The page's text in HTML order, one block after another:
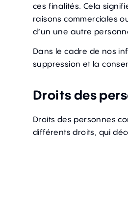
ces finalités. Cela
raisons commerciales
d’un une autre
Dans le cadre de nos
suppression et la
Droits des
Droits des personnes
différents droits, qui